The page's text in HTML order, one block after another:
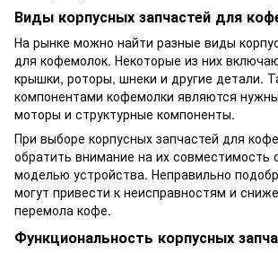
Виды корпусных запчастей для
На рынке можно найти разные виды
для кофемолок. Некоторые из них
крышки, роторы, шнеки и другие детали.
компонентами кофемолки являются
моторы и структурные компоненты.
При выборе корпусных запчастей для
обратить внимание на их совместимость
моделью устройства. Неправильно
могут привести к неисправностям и
перемола кофе.
Функциональность корпусных